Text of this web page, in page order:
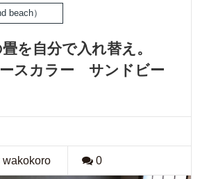
beach）
を自分で入れ替え。
スカラー サンドビー
wakokoro 0